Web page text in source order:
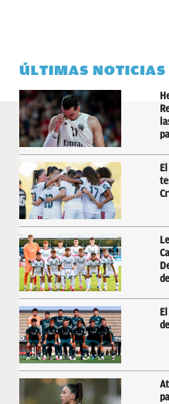
ÚLTIMAS NOTICIAS